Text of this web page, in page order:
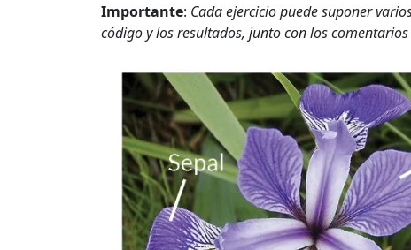
Importante: Cada ejercicio puede suponer
código y los resultados, junto con los